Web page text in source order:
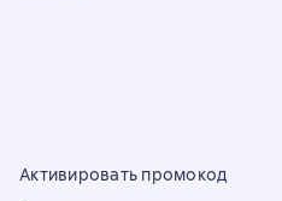
Активировать промокод